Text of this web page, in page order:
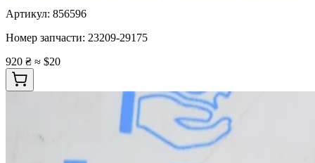
Артикул: 856596
Номер запчасти: 23209-29175
920 ₴ ≈ $20